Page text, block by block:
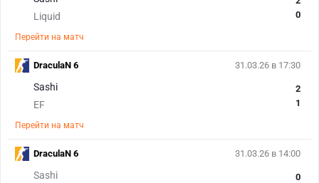
Liquid
0
Перейти на матч
31.03.26 в 17:30
Sashi
EF
2
1
Перейти на матч
DraculaN 6
31.03.26 в 14:00
Sashi
0
DraculaN 6